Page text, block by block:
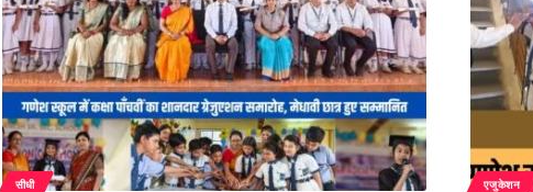
सीधी एजुकेशन